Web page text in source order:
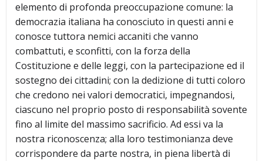
elemento di profonda preoccupazione comune: la
democrazia italiana ha conosciuto in questi anni e
conosce tuttora nemici accaniti che vanno
combattuti, e sconfitti, con la forza della
Costituzione e delle leggi, con la partecipazione ed il
sostegno dei cittadini; con la dedizione di tutti coloro
che credono nei valori democratici, impegnandosi,
ciascuno nel proprio posto di responsabilità sovente
fino al limite del massimo sacrificio. Ad essi va la
nostra riconoscenza; alla loro testimonianza deve
corrispondere da parte nostra, in piena libertà di